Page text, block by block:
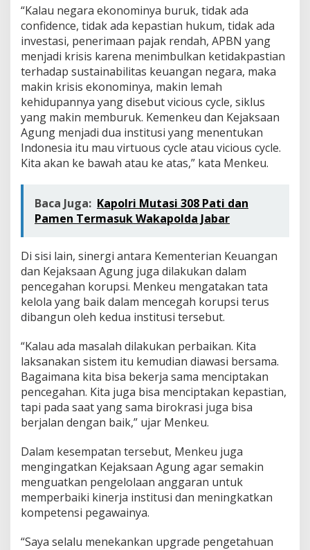
a
M
j
u
“Kalau negara ekonominya buruk, tidak ada
confidence, tidak ada kepastian hukum, tidak ada
investasi, penerimaan pajak rendah, APBN yang
menjadi krisis karena menimbulkan ketidakpastian
terhadap sustainabilitas keuangan negara, maka
makin krisis ekonominya, makin lemah
kehidupannya yang disebut vicious cycle, siklus
yang makin memburuk. Kemenkeu dan Kejaksaan
Agung menjadi dua institusi yang menentukan
Indonesia itu mau virtuous cycle atau vicious cycle.
Kita akan ke bawah atau ke atas,” kata Menkeu.
Baca Juga: Kapolri Mutasi 308 Pati dan
Pamen Termasuk Wakapolda Jabar
Di sisi lain, sinergi antara Kementerian Keuangan
dan Kejaksaan Agung juga dilakukan dalam
pencegahan korupsi. Menkeu mengatakan tata
kelola yang baik dalam mencegah korupsi terus
dibangun oleh kedua institusi tersebut.
“Kalau ada masalah dilakukan perbaikan. Kita
laksanakan sistem itu kemudian diawasi bersama.
Bagaimana kita bisa bekerja sama menciptakan
pencegahan. Kita juga bisa menciptakan kepastian,
tapi pada saat yang sama birokrasi juga bisa
berjalan dengan baik,” ujar Menkeu.
Dalam kesempatan tersebut, Menkeu juga
mengingatkan Kejaksaan Agung agar semakin
menguatkan pengelolaan anggaran untuk
memperbaiki kinerja institusi dan meningkatkan
kompetensi pegawainya.
“Saya selalu menekankan upgrade pengetahuan